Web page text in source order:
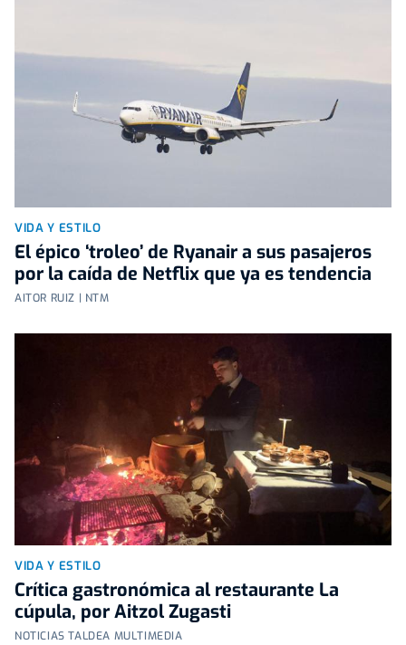
VIDA Y ESTILO
El épico ‘troleo’ de Ryanair a sus pasajeros
por la caída de Netflix que ya es tendencia
AITOR RUIZ | NTM
VIDA Y ESTILO
Crítica gastronómica al restaurante La
cúpula, por Aitzol Zugasti
NOTICIAS TALDEA MULTIMEDIA